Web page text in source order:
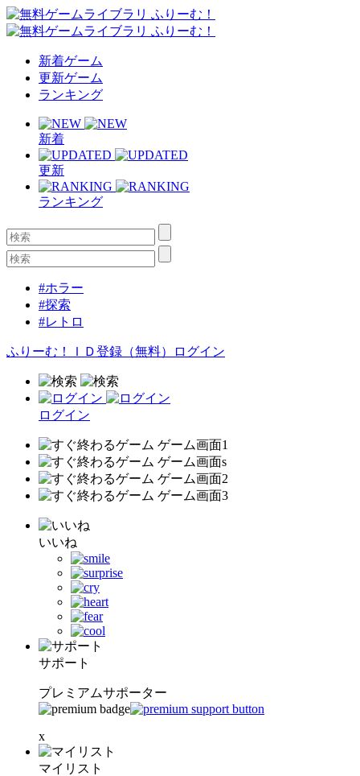
新着ゲーム
更新ゲーム
ランキング
新着
更新
ランキング
#ホラー
#探索
#レトロ
ふりーむ！ＩＤ登録（無料） ログイン
ログイン
いいね
サポート
プレミアムサポーター
x
マイリスト